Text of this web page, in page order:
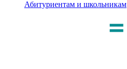
Абитуриентам и школьникам